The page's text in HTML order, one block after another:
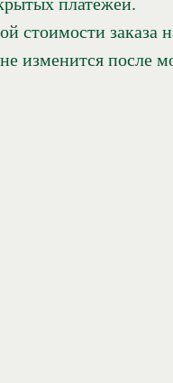
стоимости заказа
изменится после